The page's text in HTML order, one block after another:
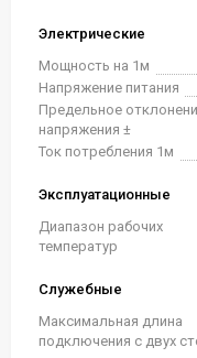
Электрические
Мощность на 1м
Напряжение питания
Предельное
напряжения ±
Ток потребления 1м
Эксплуатационные
Диапазон рабочих
температур
Служебные
Максимальная длина
подключения с двух